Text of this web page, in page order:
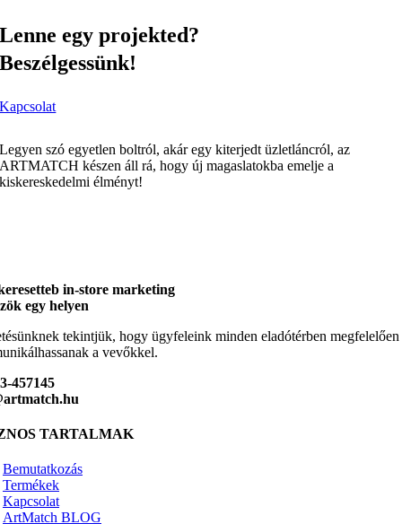
Lenne egy projekted?
Beszélgessünk!
Kapcsolat
Legyen szó egyetlen boltról, akár egy kiterjedt üzletláncról, az
ARTMATCH készen áll rá, hogy új magaslatokba emelje a
kiskereskedelmi élményt!
in-store marketing
egy helyen
tekintjük, hogy ügyfeleink minden eladótérben megfelelően
a vevőkkel.
457145
TARTALMAK
Bemutatkozás
Termékek
Kapcsolat
ArtMatch BLOG